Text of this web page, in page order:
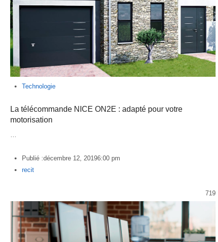
Technologie
La télécommande NICE ON2E : adapté pour votre
motorisation
Publié :décembre 12, 20196:00 pm
Author
recit
719